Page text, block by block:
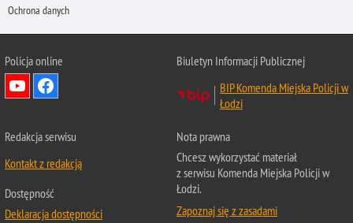
Ochrona danych
Policja online
Biuletyn Informacji Publicznej
BIP Komenda Miejska Policji w
Łodzi
Redakcja serwisu
Kontakt z redakcją
Dostępność
Deklaracja dostępności
Nota prawna
Chcesz wykorzystać materiał
z serwisu Komenda Miejska Policji w
Łodzi.
Zapoznaj się z zasadami